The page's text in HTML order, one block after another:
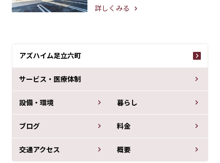
アズハイム足立六町
サービス・医療体制
設備・環境 暮らし
ブログ 料金
交通アクセス 概要
詳しくみる